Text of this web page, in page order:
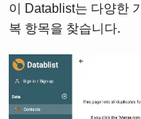
이 Datablist는 다양한
복 항목을 찾습니다.